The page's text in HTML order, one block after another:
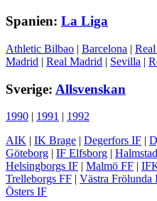
Spanien: La Liga
Athletic Bilbao | Barcelona |
Madrid | Real Madrid | Sevilla |
Sverige: Allsvenskan
1990 | 1991 | 1992
AIK | IK Brage | Degerfors IF |
Göteborg | IF Elfsborg |
Helsingborgs IF | Malmö FF |
Trelleborgs FF | Västra Frölunda
Östers IF